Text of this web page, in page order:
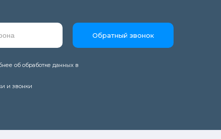
об обработке данных в
и звонки
Обратный звонок